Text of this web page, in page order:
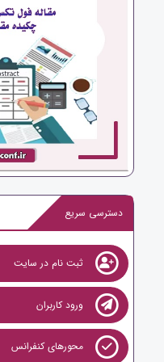
دسترسی سریع
ثبت نام در سایت
ورود کاربران
محورهای کنفرانس